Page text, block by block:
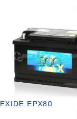
EXIDE EPX80